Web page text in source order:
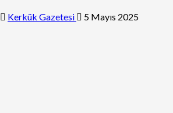
Kerkük Gazetesi 5 Mayıs 2025